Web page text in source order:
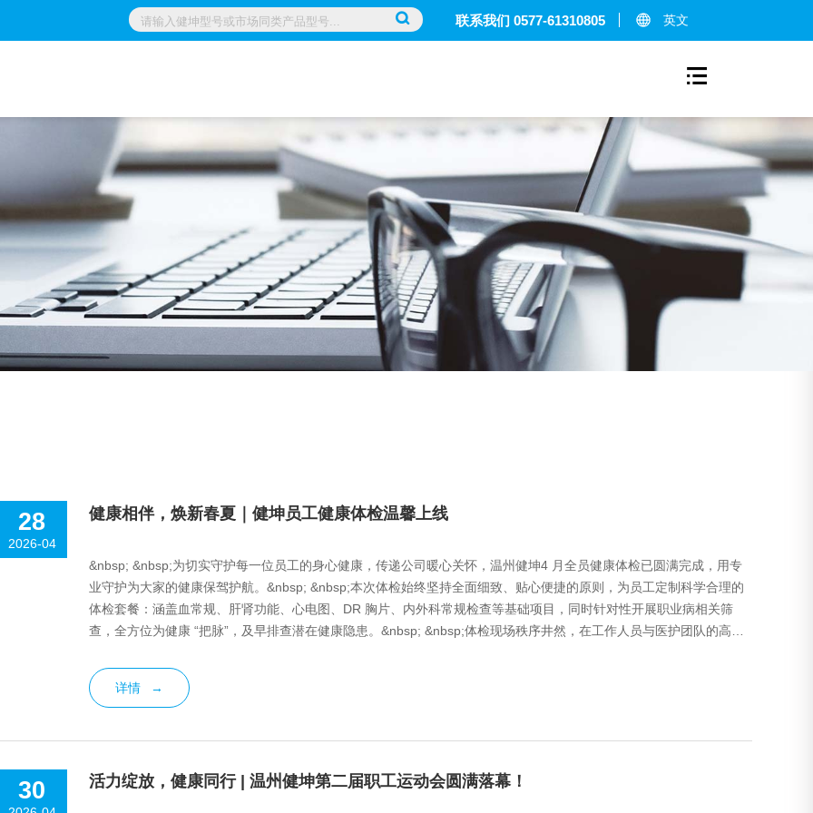
英文
联系我们 0577-61310805
28
2026-04
健康相伴，焕新春夏｜健坤员工健康体检温馨上线
&nbsp; &nbsp;为切实守护每一位员工的身心健康，传递公司暖心关怀，温州健坤4 月全员健康体检已圆满完成，用专
业守护为大家的健康保驾护航。&nbsp; &nbsp;本次体检始终坚持全面细致、贴心便捷的原则，为员工定制科学合理的
体检套餐：涵盖血常规、肝肾功能、心电图、DR 胸片、内外科常规检查等基础项目，同时针对性开展职业病相关筛
查，全方位为健康 “把脉”，及早排查潜在健康隐患。&nbsp; &nbsp;体检现场秩序井然，在工作人员与医护团队的高效
详情 →
30 活力绽放，健康同行 | 温州健坤第二届职工运动会圆满落幕！